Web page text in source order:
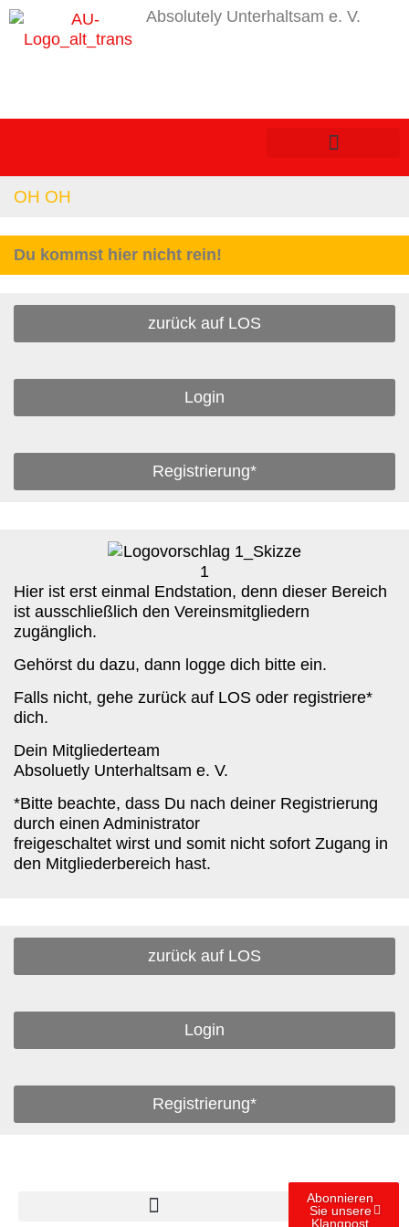
Absolutely Unterhaltsam e. V.
OH OH
Du kommst hier nicht rein!
zurück auf LOS
Login
Registrierung*
Hier ist erst einmal Endstation, denn dieser Bereich
ist ausschließlich den Vereinsmitgliedern
zugänglich.
Gehörst du dazu, dann logge dich bitte ein.
Falls nicht, gehe zurück auf LOS oder registriere*
dich.
Dein Mitgliederteam
Absoluetly Unterhaltsam e. V.
*Bitte beachte, dass Du nach deiner Registrierung
durch einen Administrator
freigeschaltet wirst und somit nicht sofort Zugang in
den Mitgliederbereich hast.
zurück auf LOS
Login
Registrierung*
Abonnieren
Sie unsere
Klangpost